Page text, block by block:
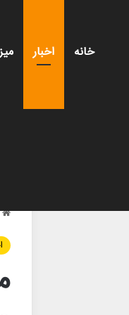
خانه اخبار